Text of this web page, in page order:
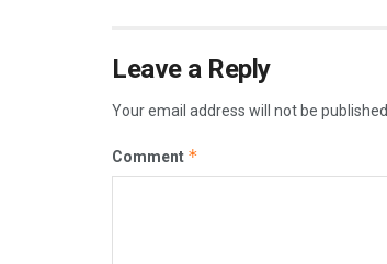
Leave a Reply
Your email address will not be published.
Comment *